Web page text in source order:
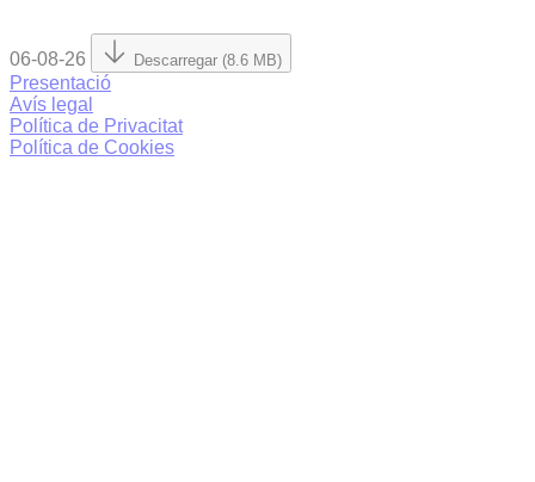
06-08-26 Descarregar (8.6 MB)
Presentació
Avís legal
Política de Privacitat
Política de Cookies